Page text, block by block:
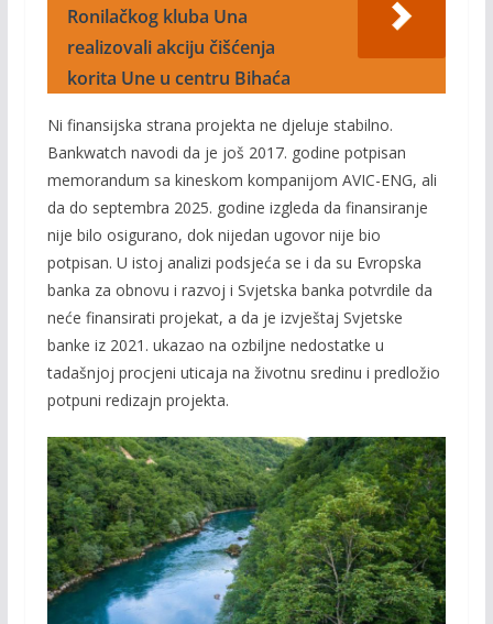
Ronilačkog kluba Una
realizovali akciju čišćenja
korita Une u centru Bihaća
Ni finansijska strana projekta ne djeluje stabilno.
Bankwatch navodi da je još 2017. godine potpisan
memorandum sa kineskom kompanijom AVIC-ENG, ali
da do septembra 2025. godine izgleda da finansiranje
nije bilo osigurano, dok nijedan ugovor nije bio
potpisan. U istoj analizi podsjeća se i da su Evropska
banka za obnovu i razvoj i Svjetska banka potvrdile da
neće finansirati projekat, a da je izvještaj Svjetske
banke iz 2021. ukazao na ozbiljne nedostatke u
tadašnjoj procjeni uticaja na životnu sredinu i predložio
potpuni redizajn projekta.